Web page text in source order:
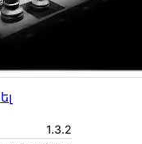
1.3.2